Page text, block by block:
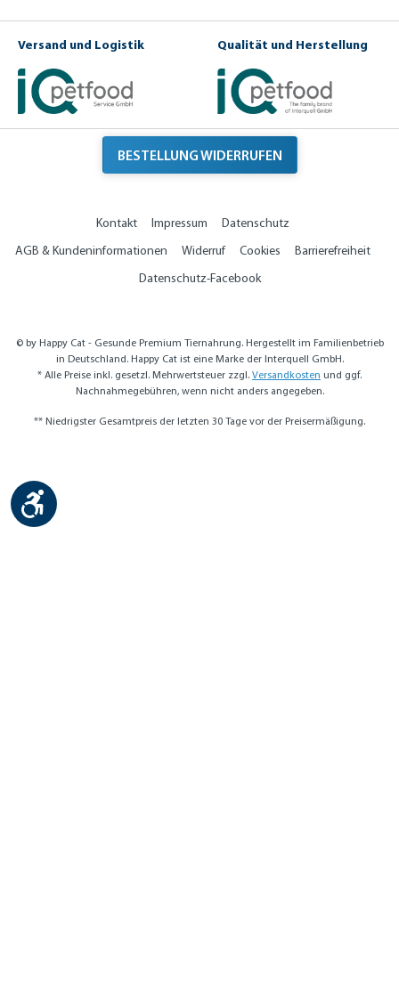
Versand und Logistik Qualität und Herstellung
BESTELLUNG WIDERRUFEN
Kontakt Impressum
Datenschutz
AGB & Kundeninformationen
Widerruf Cookies
Barrierefreiheit
Datenschutz-Facebook
© by Happy Cat - Gesunde Premium Tiernahrung. Hergestellt im Familienbetrieb
in Deutschland. Happy Cat ist eine Marke der Interquell GmbH.
* Alle Preise inkl. gesetzl. Mehrwertsteuer zzgl. Versandkosten und ggf.
Nachnahmegebühren, wenn nicht anders angegeben.
** Niedrigster Gesamtpreis der letzten 30 Tage vor der Preisermäßigung.
Werkzeugleiste anzeigen